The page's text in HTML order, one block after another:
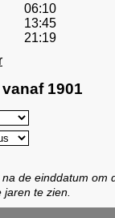
06:10
13:45
21:19
1901
de einddatum om
te zien.